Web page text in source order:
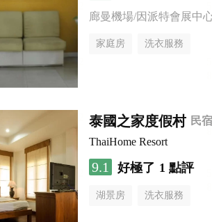
廊曼機場/因派特會展中
家庭房 洗衣服務
泰國之家度假村 民宿
ThaiHome Resort
9.1 好極了 1 點評
湖景房 洗衣服務